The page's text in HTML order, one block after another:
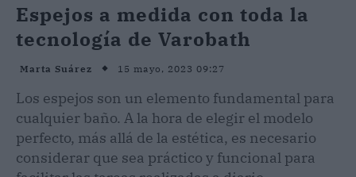
Espejos a medida con toda la
tecnología de Varobath
Marta Suárez 15 mayo, 2023 09:27
Los espejos son un elemento fundamental para
cualquier baño. A la hora de elegir el modelo
perfecto, más allá de la estética, es necesario
considerar que sea práctico y funcional para